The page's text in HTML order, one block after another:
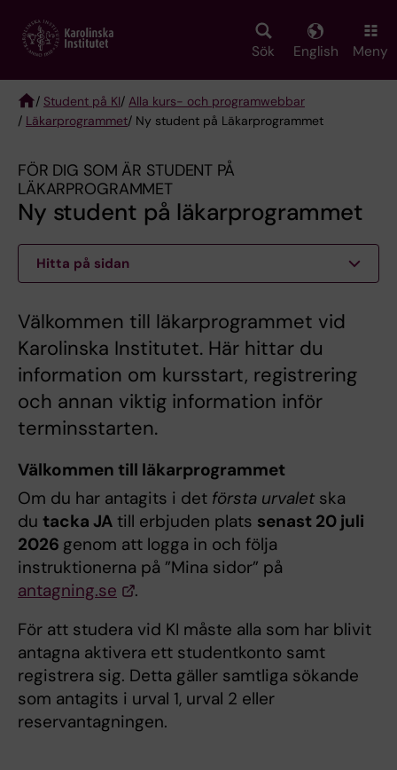
main
Sök English Meny
Breadcrumb
/ Student på KI/ Alla kurs- och programwebbar
/ Läkarprogrammet/ Ny student på Läkarprogrammet
FÖR DIG SOM ÄR STUDENT PÅ
LÄKARPROGRAMMET
Ny student på läkarprogrammet
Hitta på sidan
Välkommen till läkarprogrammet vid
Karolinska Institutet. Här hittar du
information om kursstart, registrering
och annan viktig information inför
terminsstarten.
Välkommen till läkarprogrammet
Om du har antagits i det första urvalet ska
du tacka JA till erbjuden plats senast 20 juli
2026 genom att logga in och följa
instruktionerna på ”Mina sidor” på
antagning.se
.
För att studera vid KI måste alla som har blivit
antagna aktivera ett studentkonto samt
registrera sig. Detta gäller samtliga sökande
som antagits i urval 1, urval 2 eller
reservantagningen.